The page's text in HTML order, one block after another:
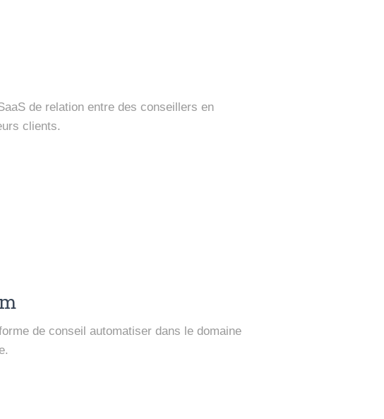
de relation entre des conseillers en
clients.
de conseil automatiser dans le domaine